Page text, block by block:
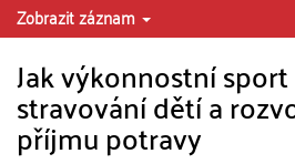
Zobrazit záznam
Jak výkonnostní
stravování dětí a
příjmu potravy